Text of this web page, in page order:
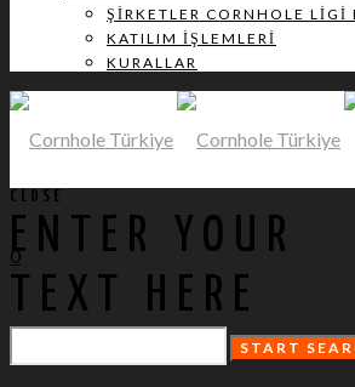
ŞIRKETLER CORNHOLE LIGI
KATILIM İŞLEMLERI
KURALLAR
0
CLOSE
ENTER YOUR
TEXT HERE